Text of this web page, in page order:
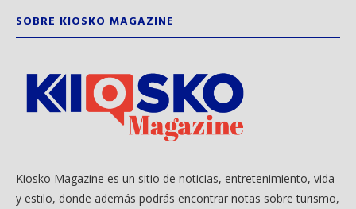
SOBRE KIOSKO MAGAZINE
Kiosko Magazine es un sitio de noticias, entretenimiento, vida
y estilo, donde además podrás encontrar notas sobre turismo,